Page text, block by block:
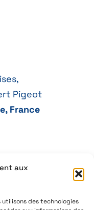
aux
utilisons des technologies
Pigeot
France
47